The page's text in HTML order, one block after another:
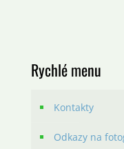
Rychlé menu
Kontakty
Odkazy na